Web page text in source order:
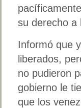
su derecho a
Informó que
liberados,
no pudieron
gobierno le
que los